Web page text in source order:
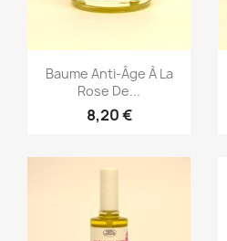
Aperçu rapide
Baume Anti-Âge À La
Rose De...
8,20 €